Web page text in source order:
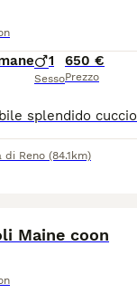
1
Sesso
650 €
Prezzo
di Reno (84.1km)
Maine coon